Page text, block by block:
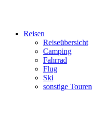
Reisen
Reiseübersicht
Camping
Fahrrad
Flug
Ski
sonstige Touren